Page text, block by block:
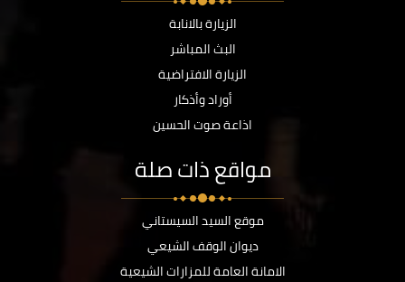
الزيارة بالانابة
البث المباشر
الزيارة الافتراضية
أوراد وأذكار
اذاعة صوت الحسين
مواقع ذات صلة
موقع السيد السيستاني
ديوان الوقف الشيعي
الامانة العامة للمزارات الشيعية